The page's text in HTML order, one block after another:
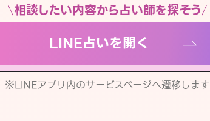
相談したい内容から占い師を探そう
LINE占いを開く
※LINEアプリ内のサービスページへ遷移します